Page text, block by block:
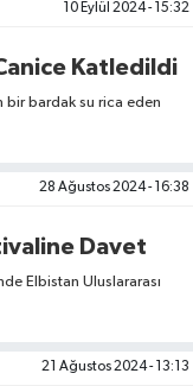
10 Eylül 2024 - 15:32
İçmek İsteyen 29 Yaşındaki Genç Canice Katledildi
bir bardak su rica eden
28 Ağustos 2024 - 16:38
Davet
Elbistan Uluslararası
21 Ağustos 2024 - 13:13